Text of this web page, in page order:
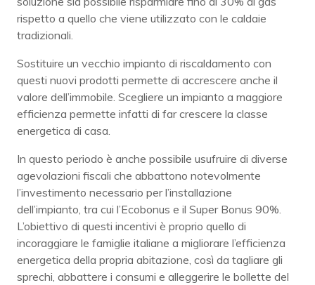
rispetto a quello che viene utilizzato con le caldaie
tradizionali.
Sostituire un vecchio impianto di riscaldamento con
questi nuovi prodotti permette di accrescere anche il
valore dell’immobile. Scegliere un impianto a maggiore
efficienza permette infatti di far crescere la classe
energetica di casa.
In questo periodo è anche possibile usufruire di diverse
agevolazioni fiscali che abbattono notevolmente
l’investimento necessario per l’installazione
dell’impianto, tra cui l’Ecobonus e il Super Bonus 90%.
L’obiettivo di questi incentivi è proprio quello di
incoraggiare le famiglie italiane a migliorare l’efficienza
energetica della propria abitazione, così da tagliare gli
sprechi, abbattere i consumi e alleggerire le bollette del